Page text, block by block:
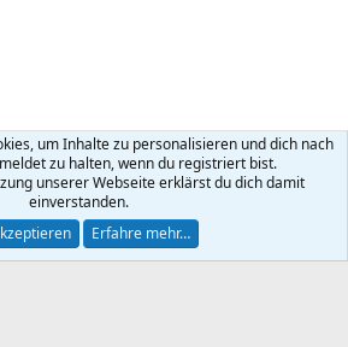
Datenschutz Hilfe
R
® © 2010-2026 XenForo Ltd.
um Inhalte zu personalisieren und dich nach
zu halten, wenn du registriert bist.
unserer Webseite erklärst du dich damit
einverstanden.
Erfahre mehr…